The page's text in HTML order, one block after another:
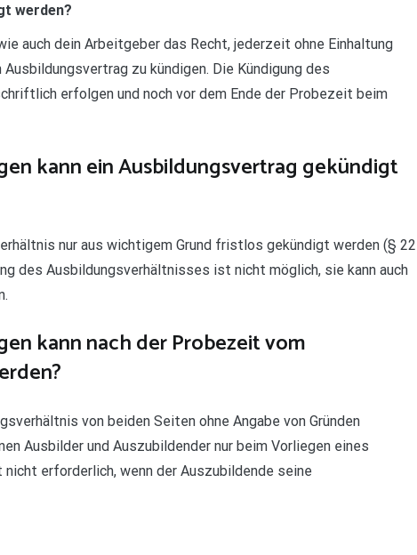
werden?
auch dein Arbeitgeber das Recht, jederzeit ohne Einhaltung
zu kündigen. Die Kündigung des
erfolgen und noch vor dem Ende der Probezeit beim
kann ein Ausbildungsvertrag gekündigt
nur aus wichtigem Grund fristlos gekündigt werden (§ 22
des Ausbildungsverhältnisses ist nicht möglich, sie kann auch
kann nach der Probezeit vom
von beiden Seiten ohne Angabe von Gründen
Ausbilder und Auszubildender nur beim Vorliegen eines
erforderlich, wenn der Auszubildende seine